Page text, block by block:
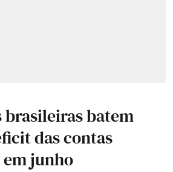
brasileiras batem
das contas
junho